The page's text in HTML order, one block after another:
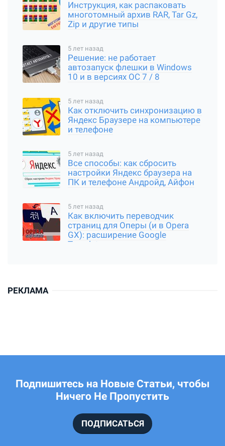
Инструкция, как распаковать
многотомный архив RAR, Tar Gz,
Zip и другие типы
5 лет назад
Решение: не работает
автозапуск флешки в Windows
10 и в версиях ОС 7 / 8
5 лет назад
Как отключить синхронизацию в
Яндекс Браузере на компьютере
и телефоне
5 лет назад
Все способы: как сбросить
настройки Яндекс браузера на
ПК и телефоне Андройд, Айфон
5 лет назад
Как включить переводчик
страниц для Оперы (и в Opera
GX): расширение Google
Translator
РЕКЛАМА
Подпишитесь на Новые Статьи, чтобы
Ничего Не Пропустить
ПОДПИСАТЬСЯ